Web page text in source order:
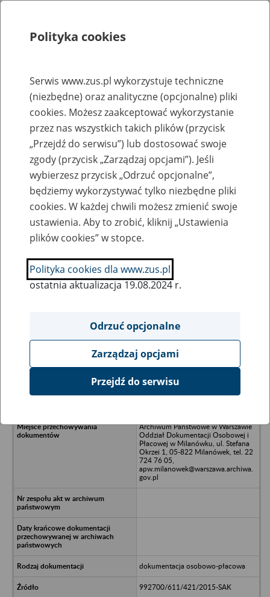
Rejestry, ewidencje i archiwa
Baza zlikwidowanych lub
przekształconych zakładów pracy
Nazwa zakładu pracy:
SZUKAJ
Ukryj wszystkie pozycje bazy
Fabryka Tkanin Spółka z o.o. w
Archiwum Państwowe w Warszawie
Oddział Dokumentacji Osobowej i
Płacowej w Milanówku, ul. Stefana
Okrzei 1, 05-822 Milanówek, tel. 22
724 76 05,
apw.milanowek@warszawa.archiwa.
gov.pl
dokumentacja osobowo-płacowa
992700/611/421/2015-SAK
Polityka cookies
Serwis www.zus.pl wykorzystuje techniczne
(niezbędne) oraz analityczne (opcjonalne) pliki
cookies. Możesz zaakceptować wykorzystanie
przez nas wszystkich takich plików (przycisk
„Przejdź do serwisu”) lub dostosować swoje
zgody (przycisk „Zarządzaj opcjami”). Jeśli
wybierzesz przycisk „Odrzuć opcjonalne”,
będziemy wykorzystywać tylko niezbędne pliki
cookies. W każdej chwili możesz zmienić swoje
ustawienia. Aby to zrobić, kliknij „Ustawienia
plików cookies” w stopce.
Polityka cookies dla www.zus.pl
ostatnia aktualizacja 19.08.2024 r.
Odrzuć opcjonalne
Zarządzaj opcjami
Przejdź do serwisu